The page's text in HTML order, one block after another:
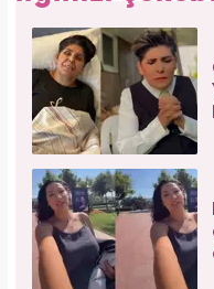
Bilim insanları
depreme karşı